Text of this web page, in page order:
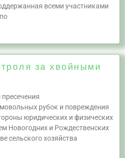
всеми участниками
за хвойными
рубок и повреждения
юридических и физических
Новогодних и Рождественских
сельского хозяйства